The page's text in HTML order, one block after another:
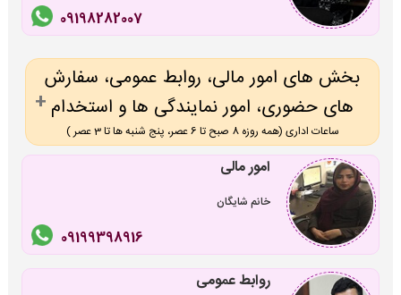
09198282007
بخش های امور مالی، روابط عمومی، سفارش
های حضوری، امور نمایندگی ها و استخدام
ساعات اداری (همه روزه 8 صبح تا 6 عصر، پنج شنبه ها تا 3 عصر )
امور مالی
خانم شایگان
09199398916
روابط عمومی